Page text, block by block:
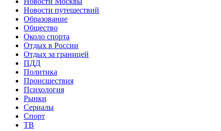
Новости путешествий
Образование
Общество
Около спорта
Отдых в России
Отдых за границей
ПДД
Политика
Происшествия
Психология
Рынки
Сериалы
Спорт
ТВ